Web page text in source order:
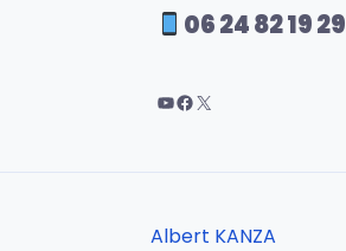
06 24 82 19 29
Albert KANZA